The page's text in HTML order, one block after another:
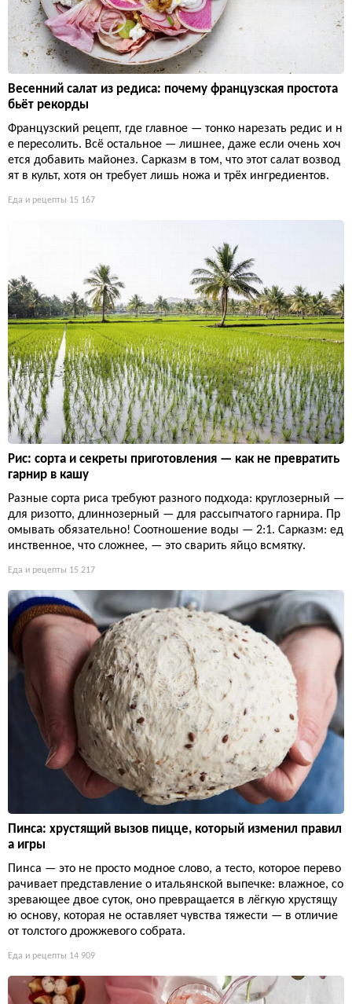
Весенний салат из редиса: почему французская простота
бьёт рекорды
Французский рецепт, где главное — тонко нарезать редис и н
е пересолить. Всё остальное — лишнее, даже если очень хоч
ется добавить майонез. Сарказм в том, что этот салат возвод
ят в культ, хотя он требует лишь ножа и трёх ингредиентов.
Еда и рецепты 15 167
Рис: сорта и секреты приготовления — как не превратить
гарнир в кашу
Разные сорта риса требуют разного подхода: круглозерный —
для ризотто, длиннозерный — для рассыпчатого гарнира. Пр
омывать обязательно! Соотношение воды — 2:1. Сарказм: ед
инственное, что сложнее, — это сварить яйцо всмятку.
Еда и рецепты 15 217
Пинса: хрустящий вызов пицце, который изменил правил
а игры
Пинса — это не просто модное слово, а тесто, которое перево
рачивает представление о итальянской выпечке: влажное, со
зревающее двое суток, оно превращается в лёгкую хрустящу
ю основу, которая не оставляет чувства тяжести — в отличие
от толстого дрожжевого собрата.
Еда и рецепты 14 909